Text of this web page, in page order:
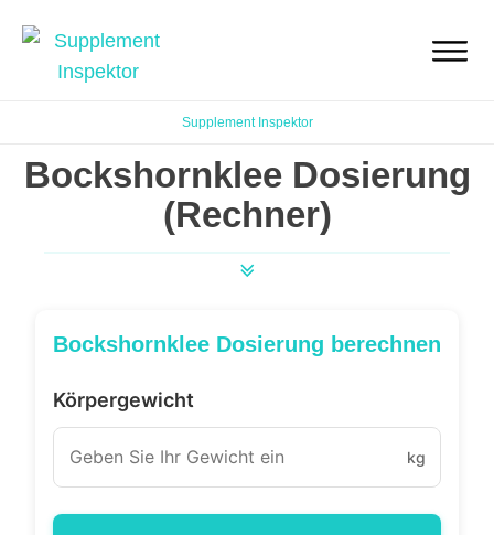
Supplement Inspektor
Bockshornklee Dosierung
(Rechner)
Bockshornklee Dosierung berechnen
Körpergewicht
kg